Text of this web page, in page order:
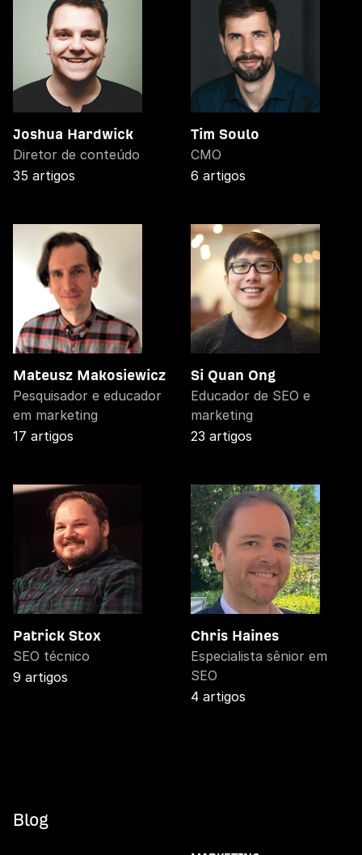
Joshua Hardwick
Diretor de conteúdo
35 artigos
Tim Soulo
CMO
6 artigos
Mateusz Makosiewicz
Pesquisador e educador
em marketing
17 artigos
Si Quan Ong
Educador de SEO e
marketing
23 artigos
Patrick Stox
SEO técnico
9 artigos
Chris Haines
Especialista sênior em
SEO
4 artigos
Blog